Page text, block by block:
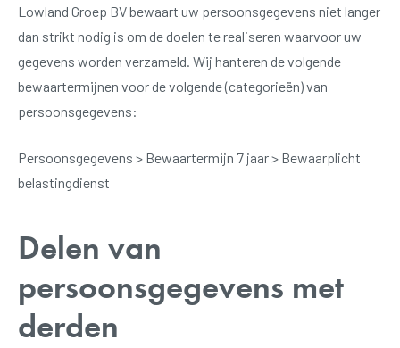
Lowland Groep BV bewaart uw persoonsgegevens niet langer
dan strikt nodig is om de doelen te realiseren waarvoor uw
gegevens worden verzameld. Wij hanteren de volgende
bewaartermijnen voor de volgende (categorieën) van
persoonsgegevens:
Persoonsgegevens > Bewaartermijn 7 jaar > Bewaarplicht
belastingdienst
Delen van
persoonsgegevens met
derden